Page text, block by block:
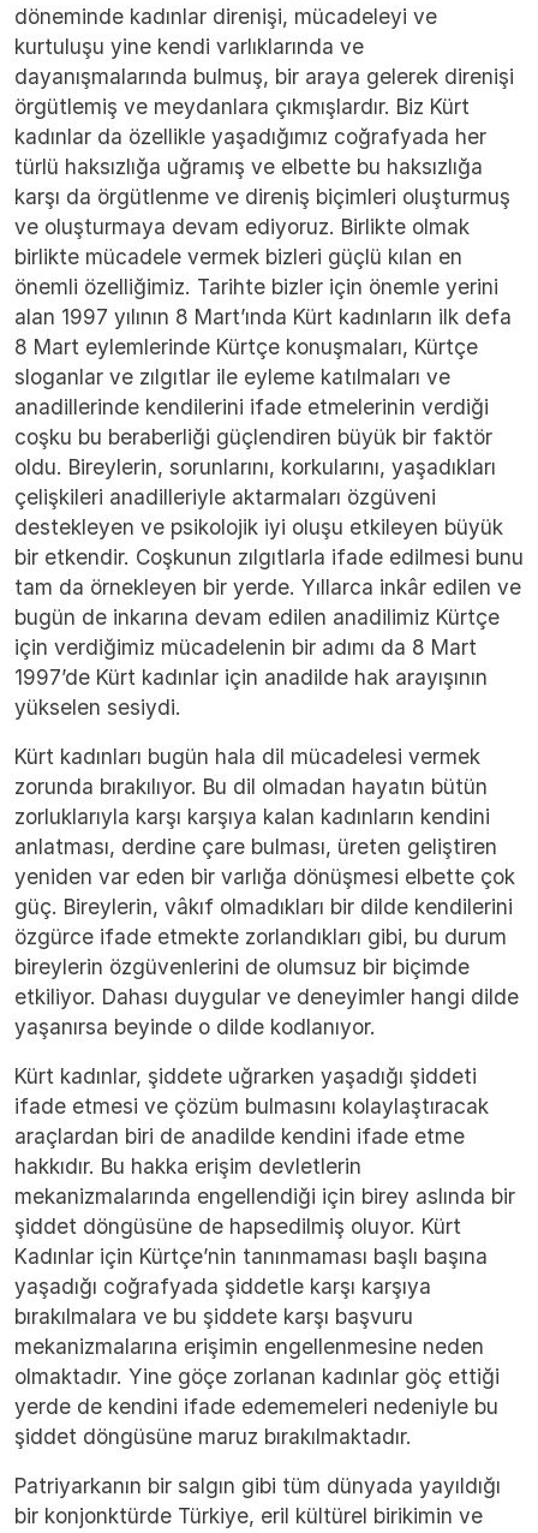
döneminde kadınlar direnişi, mücadeleyi ve
kurtuluşu yine kendi varlıklarında ve
dayanışmalarında bulmuş, bir araya gelerek direnişi
örgütlemiş ve meydanlara çıkmışlardır. Biz Kürt
kadınlar da özellikle yaşadığımız coğrafyada her
türlü haksızlığa uğramış ve elbette bu haksızlığa
karşı da örgütlenme ve direniş biçimleri oluşturmuş
ve oluşturmaya devam ediyoruz. Birlikte olmak
birlikte mücadele vermek bizleri güçlü kılan en
önemli özelliğimiz. Tarihte bizler için önemle yerini
alan 1997 yılının 8 Mart’ında Kürt kadınların ilk defa
8 Mart eylemlerinde Kürtçe konuşmaları, Kürtçe
sloganlar ve zılgıtlar ile eyleme katılmaları ve
anadillerinde kendilerini ifade etmelerinin verdiği
coşku bu beraberliği güçlendiren büyük bir faktör
oldu. Bireylerin, sorunlarını, korkularını, yaşadıkları
çelişkileri anadilleriyle aktarmaları özgüveni
destekleyen ve psikolojik iyi oluşu etkileyen büyük
bir etkendir. Coşkunun zılgıtlarla ifade edilmesi bunu
tam da örnekleyen bir yerde. Yıllarca inkâr edilen ve
bugün de inkarına devam edilen anadilimiz Kürtçe
için verdiğimiz mücadelenin bir adımı da 8 Mart
1997’de Kürt kadınlar için anadilde hak arayışının
yükselen sesiydi.
Kürt kadınları bugün hala dil mücadelesi vermek
zorunda bırakılıyor. Bu dil olmadan hayatın bütün
zorluklarıyla karşı karşıya kalan kadınların kendini
anlatması, derdine çare bulması, üreten geliştiren
yeniden var eden bir varlığa dönüşmesi elbette çok
güç. Bireylerin, vâkıf olmadıkları bir dilde kendilerini
özgürce ifade etmekte zorlandıkları gibi, bu durum
bireylerin özgüvenlerini de olumsuz bir biçimde
etkiliyor. Dahası duygular ve deneyimler hangi dilde
yaşanırsa beyinde o dilde kodlanıyor.
Kürt kadınlar, şiddete uğrarken yaşadığı şiddeti
ifade etmesi ve çözüm bulmasını kolaylaştıracak
araçlardan biri de anadilde kendini ifade etme
hakkıdır. Bu hakka erişim devletlerin
mekanizmalarında engellendiği için birey aslında bir
şiddet döngüsüne de hapsedilmiş oluyor. Kürt
Kadınlar için Kürtçe’nin tanınmaması başlı başına
yaşadığı coğrafyada şiddetle karşı karşıya
bırakılmalara ve bu şiddete karşı başvuru
mekanizmalarına erişimin engellenmesine neden
olmaktadır. Yine göçe zorlanan kadınlar göç ettiği
yerde de kendini ifade edememeleri nedeniyle bu
şiddet döngüsüne maruz bırakılmaktadır.
Patriyarkanın bir salgın gibi tüm dünyada yayıldığı
bir konjonktürde Türkiye, eril kültürel birikimin ve